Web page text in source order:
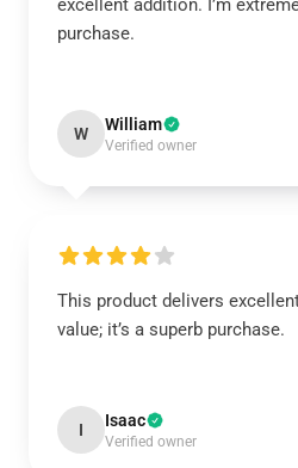
excellent addition. I’m
purchase.
W William
Verified owner
This product delivers
value; it’s a superb purchase.
I Isaac
Verified owner